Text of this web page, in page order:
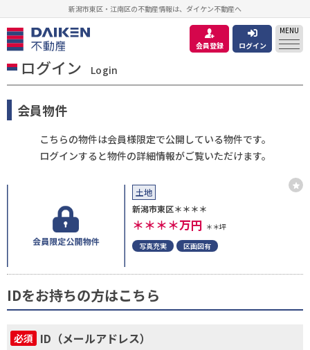
新潟市東区・江南区の不動産情報は、ダイケン不動産へ
会員登録 ログイン
MENU
ログイン Login
会員物件
こちらの物件は会員様限定で公開している物件です。
ログインすると物件の詳細情報がご覧いただけます。
土地
新潟市東区＊＊＊＊
＊＊＊＊万円 ＊＊坪
写真充実
区画図有
IDをお持ちの方はこちら
必須 ID（メールアドレス）